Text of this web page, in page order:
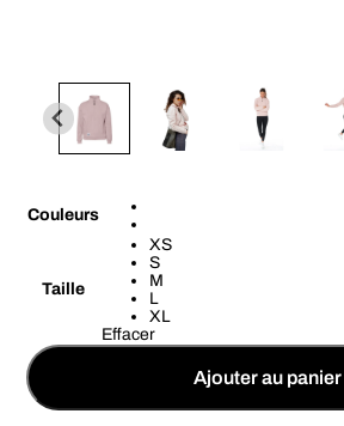
Couleurs
Taille
XS
S
M
L
XL
Effacer
Ajouter au panier